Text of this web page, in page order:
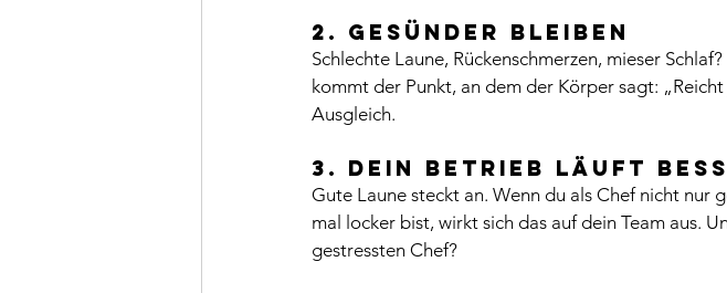
2. Gesünder bleiben
Schlechte Laune, Rückenschmerzen, mieser
kommt der Punkt, an dem der Körper sagt:
Ausgleich.
3. Dein Betrieb läuft
Gute Laune steckt an. Wenn du als Chef nicht nur
mal locker bist, wirkt sich das auf dein Team aus.
gestressten Chef?